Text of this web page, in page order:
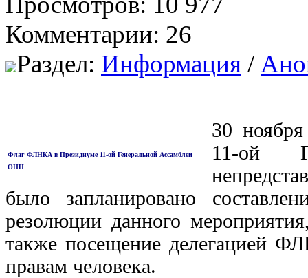
Комментарии: 26
Раздел: Информация /
Флаг ФЛНКА в Президиуме 11-ой Генеральной Ассамблеи
ОНН
30
11-ой
было запланировано
резолюции данного
также посещение делегацией
правам человека.